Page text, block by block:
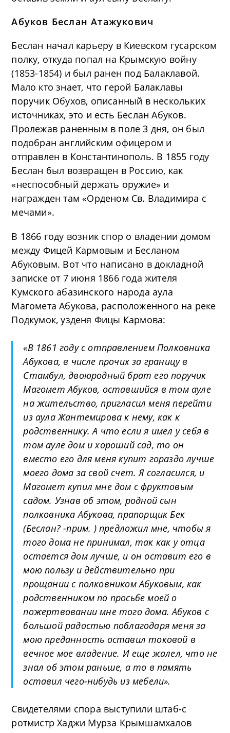
Абуков Беслан Атажукович
Беслан начал карьеру в Киевском гусарском
полку, откуда попал на Крымскую войну
(1853-1854) и был ранен под Балаклавой.
Мало кто знает, что герой Балаклавы
поручик Обухов, описанный в нескольких
источниках, это и есть Беслан Абуков.
Пролежав раненным в поле 3 дня, он был
подобран английским офицером и
отправлен в Константинополь. В 1855 году
Беслан был возвращен в Россию, как
«неспособный держать оружие» и
награжден там «Орденом Св. Владимира с
мечами».
В 1866 году возник спор о владении домом
между Фицей Кармовым и Бесланом
Абуковым. Вот что написано в докладной
записке от 7 июня 1866 года жителя
Кумского абазинского народа аула
Магомета Абукова, расположенного на реке
Подкумок, узденя Фицы Кармова:
«В 1861 году с отправлением Полковника
Абукова, в числе прочих за границу в
Стамбул, двоюродный брат его поручик
Магомет Абуков, оставшийся в том ауле
на жительство, пригласил меня перейти
из аула Жантемирова к нему, как к
родственнику. А что если я имел у себя в
том ауле дом и хороший сад, то он
вместо его для меня купит гораздо лучше
моего дома за свой счет. Я согласился, и
Магомет купил мне дом с фруктовым
садом. Узнав об этом, родной сын
полковника Абукова, прапорщик Бек
(Беслан? -прим. ) предложил мне, чтобы я
того дома не принимал, так как у отца
остается дом лучше, и он оставит его в
мою пользу и действительно при
прощании с полковником Абуковым, как
родственником по просьбе моей о
пожертвовании мне того дома. Абуков с
большой радостью поблагодаря меня за
мою преданность оставил токовой в
вечное мое владение. И еще жалел, что не
знал об этом раньше, а то в память
оставил чего-нибудь из мебели».
Свидетелями спора выступили штаб-с
ротмистр Хаджи Мурза Крымшамхалов